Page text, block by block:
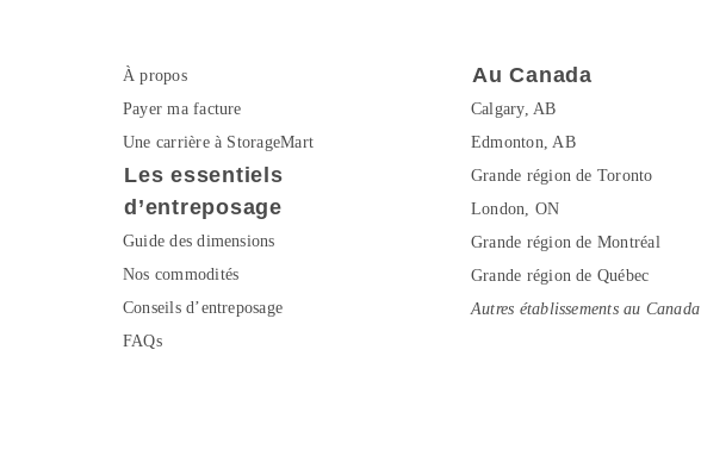
À propos
Payer ma facture
Une carrière à StorageMart
Les essentiels
d’entreposage
Guide des dimensions
Nos commodités
Conseils d’entreposage
FAQs
Au Canada
Calgary, AB
Edmonton, AB
Grande région de Toronto
London, ON
Grande région de Montréal
Grande région de Québec
Autres établissements au Canada